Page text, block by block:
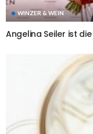
WINZER & WEIN
Angelina Seiler ist